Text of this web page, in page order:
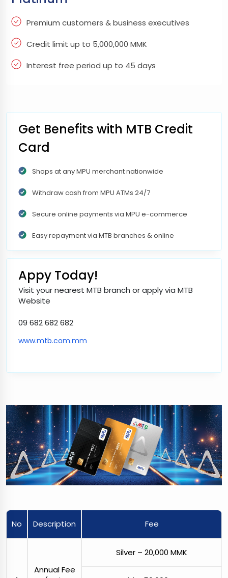
Premium customers & business executives
Credit limit up to 5,000,000 MMK
Interest free period up to 45 days
Get Benefits with MTB Credit
Card
Shops at any MPU merchant nationwide
Withdraw cash from MPU ATMs 24/7
Secure online payments via MPU e-commerce
Easy repayment via MTB branches & online
Appy Today!
Visit your nearest MTB branch or apply via MTB
Website
09 682 682 682
www.mtb.com.mm
No Description Fee
Annual Fee
Silver – 20,000 MMK